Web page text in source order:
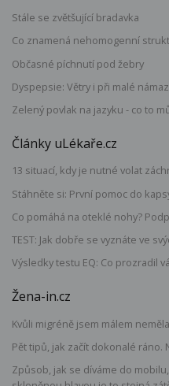
Stále se zvětšující bradavka
Co znamená nehomogenní
Občasné píchnutí pod žebry
Dyspepsie: Větry i při malé
Zelený povlak na jazyku - co to
Články uLékaře.cz
13 situací, kdy je nutné volat
Stáhněte si: První pomoc do
Co pomáhá na oteklé nohy?
TEST: Jak dobře se vyznáte ve
Výsledky testu EQ: Co prozradil
Žena-in.cz
Kvůli migréně jsem málem
Pět tipů, jak začít dokonalé
Způsob, jak se díváme do